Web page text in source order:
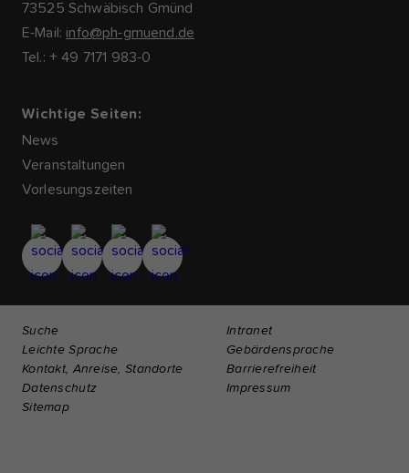
73525 Schwäbisch Gmünd
E-Mail: info@ph-gmuend.de
Tel.: + 49 7171 983-0
Wichtige Seiten:
News
Veranstaltungen
Vorlesungszeiten
Suche
Intranet
Leichte Sprache
Gebärdensprache
Kontakt, Anreise, Standorte
Barrierefreiheit
Datenschutz
Impressum
Sitemap